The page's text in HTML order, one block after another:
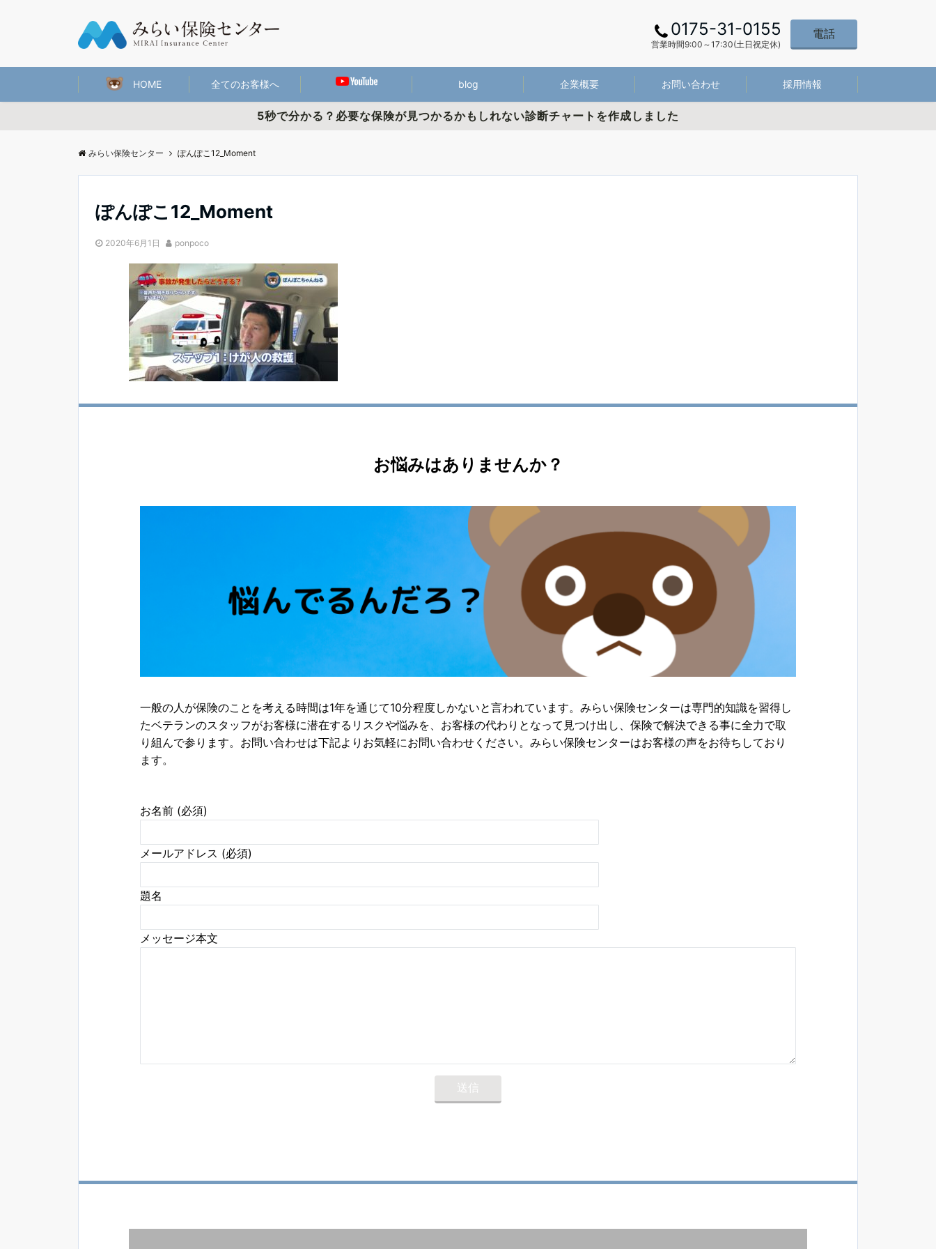
0175-31-0155
営業時間9:00～17:30(土日祝定休)
電話
HOME 全てのお客様へ blog 企業概要 お問い合わせ 採用情報
5秒で分かる？必要な保険が見つかるかもしれない診断チャートを作成しました
みらい保険センター ぽんぽこ12_Moment
ぽんぽこ12_Moment
2020年6月1日 ponpoco
お悩みはありませんか？
一般の人が保険のことを考える時間は1年を通じて10分程度しかないと言われています。みらい保険センターは専門的知識を習得し
たベテランのスタッフがお客様に潜在するリスクや悩みを、お客様の代わりとなって見つけ出し、保険で解決できる事に全力で取
り組んで参ります。お問い合わせは下記よりお気軽にお問い合わせください。みらい保険センターはお客様の声をお待ちしており
ます。
お名前 (必須)
メールアドレス (必須)
題名
メッセージ本文